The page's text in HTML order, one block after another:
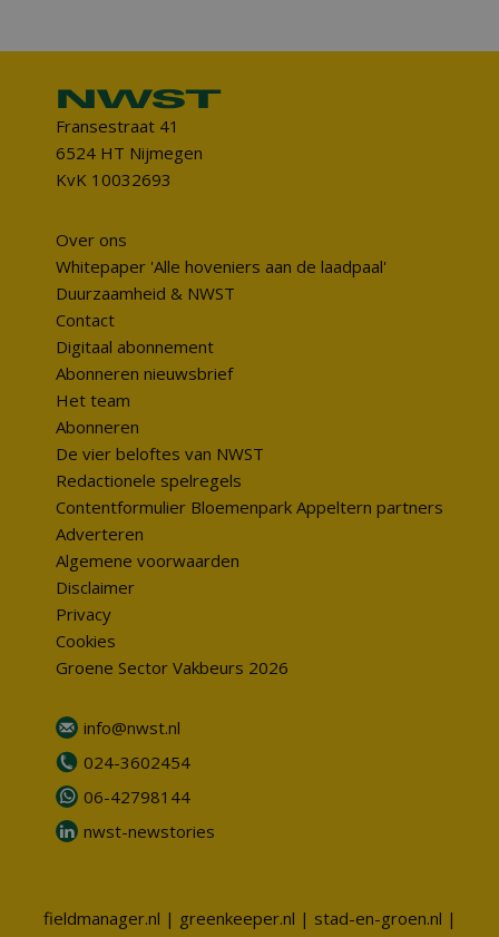
Fransestraat 41
6524 HT Nijmegen
KvK 10032693
Over ons
Whitepaper 'Alle hoveniers aan de laadpaal'
Duurzaamheid & NWST
Contact
Digitaal abonnement
Abonneren nieuwsbrief
Het team
Abonneren
De vier beloftes van NWST
Redactionele spelregels
Contentformulier Bloemenpark Appeltern partners
Adverteren
Algemene voorwaarden
Disclaimer
Privacy
Cookies
Groene Sector Vakbeurs 2026
info@nwst.nl
024-3602454
06-42798144
nwst-newstories
fieldmanager.nl | greenkeeper.nl | stad-en-groen.nl |